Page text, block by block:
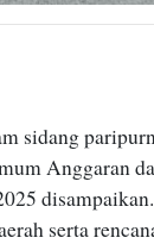
sidang
Anggaran
serta